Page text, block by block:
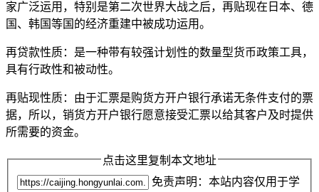
家广泛运用，特别是第二次世界大战之后，再贴现在日本、德
国、韩国等国的经济重建中被成功运用。
再贷款性质：是一种带有较强计划性的数量型货币政策工具，
具有行政性和被动性。
再贴现性质：由于汇票是购货方开户银行承诺无条件支付的票
据，所以，销货方开户银行愿意接受汇票以给其客户及时提供
所需要的资金。
点击这里复制本文地址
免责声明：本站内容仅用于学